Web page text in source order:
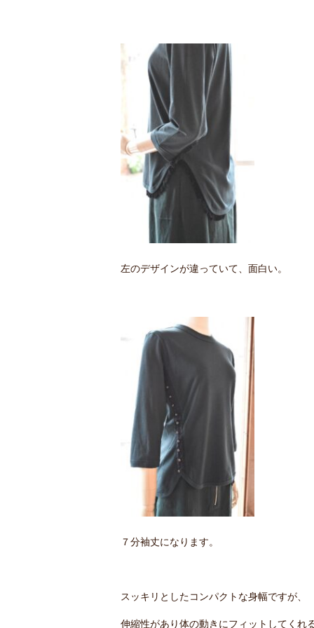
左のデザインが違っていて、面白い。
７分袖丈になります。
スッキリとしたコンパクトな身幅ですが、
伸縮性があり体の動きにフィットしてくれ